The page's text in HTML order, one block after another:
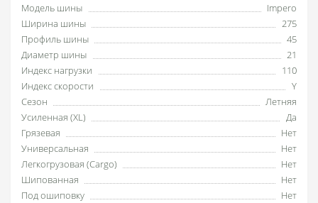
Модель шины
Impero
Ширина шины
275
Профиль шины
45
Диаметр шины
21
Индекс нагрузки
110
Индекс скорости
Y
Сезон
Летняя
Усиленная (XL)
Да
Грязевая
Нет
Универсальная
Нет
Легкогрузовая (Cargo)
Нет
Шипованная
Нет
Под ошиповку
Нет